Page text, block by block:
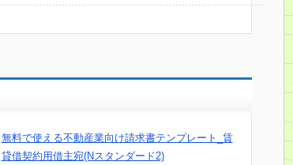
無料で使える不動産業向け請求書テンプレート_賃
貸借契約用借主宛(Nスタンダード2)